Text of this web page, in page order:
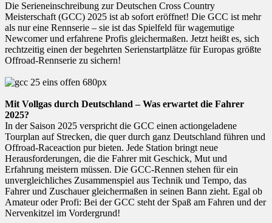
Die Serieneinschreibung zur Deutschen Cross Country
Meisterschaft (GCC) 2025 ist ab sofort eröffnet! Die GCC ist mehr
als nur eine Rennserie – sie ist das Spielfeld für wagemutige
Newcomer und erfahrene Profis gleichermaßen. Jetzt heißt es, sich
rechtzeitig einen der begehrten Serienstartplätze für Europas größte
Offroad-Rennserie zu sichern!
Mit Vollgas durch Deutschland – Was erwartet die Fahrer
2025?
In der Saison 2025 verspricht die GCC einen actiongeladene
Tourplan auf Strecken, die quer durch ganz Deutschland führen und
Offroad-Raceaction pur bieten. Jede Station bringt neue
Herausforderungen, die die Fahrer mit Geschick, Mut und
Erfahrung meistern müssen. Die GCC-Rennen stehen für ein
unvergleichliches Zusammenspiel aus Technik und Tempo, das
Fahrer und Zuschauer gleichermaßen in seinen Bann zieht. Egal ob
Amateur oder Profi: Bei der GCC steht der Spaß am Fahren und der
Nervenkitzel im Vordergrund!